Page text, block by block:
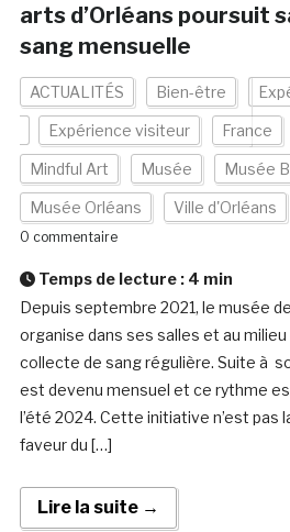
arts d’Orléans poursuit
sang mensuelle
ACTUALITÉS Bien-être
Expérience visiteur France
Mindful Art Musée Musée
Musée Orléans Ville d'Orléans
0 commentaire
Temps de lecture : 4 min
Depuis septembre 2021, le musée
organise dans ses salles et au
collecte de sang régulière. Suite à
est devenu mensuel et ce rythme
l’été 2024. Cette initiative n’est pas
faveur du […]
Lire la suite →